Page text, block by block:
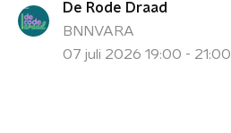
De Rode Draad
BNNVARA
07 juli 2026 19:00 - 21:00